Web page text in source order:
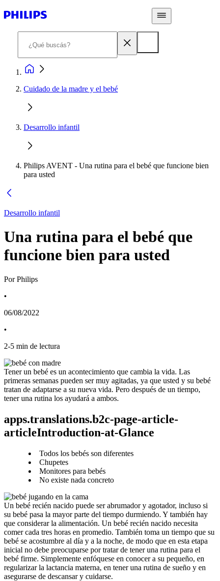
Cuidado de la madre y el bebé
Desarrollo infantil
Philips AVENT - Una rutina para el bebé que funcione bien
para usted
Desarrollo infantil
Una rutina para el bebé que
funcione bien para usted
Por Philips
•
06/08/2022
•
2-5 min de lectura
Tener un bebé es un acontecimiento que cambia la vida. Las
primeras semanas pueden ser muy agitadas, ya que usted y su bebé
tratan de adaptarse a su nueva vida. Pero después de un tiempo,
tener una rutina los ayudará a ambos.
apps.translations.b2c-page-article-
articleIntroduction-at-Glance
Todos los bebés son diferentes
Chupetes
Monitores para bebés
No existe nada concreto
Un bebé recién nacido puede ser abrumador y agotador, incluso si
su bebé pasa la mayor parte del tiempo durmiendo. Y también hay
que considerar la alimentación. Un bebé recién nacido necesita
comer cada tres horas en promedio. También toma un tiempo que su
bebé se acostumbre al día y a la noche, de modo que en esta etapa
inicial no debe preocuparse por tratar de tener una rutina para el
bebé firme. Simplemente enfóquese en conocer a su pequeño, en
regularizar la lactancia materna, en tener una rutina de sueño y en
asegurarse de descansar y cuidarse.